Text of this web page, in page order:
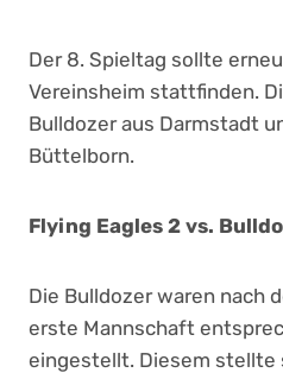
Der 8. Spieltag sollte
Vereinsheim stattfinden.
Bulldozer aus Darmstadt
Büttelborn.
Flying Eagles 2 vs.
Die Bulldozer waren nach
erste Mannschaft
eingestellt. Diesem stellte